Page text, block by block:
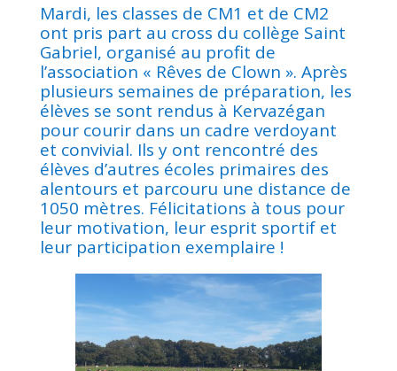
Mardi, les classes de CM1 et de CM2
ont pris part au cross du collège Saint
Gabriel, organisé au profit de
l’association « Rêves de Clown ». Après
plusieurs semaines de préparation, les
élèves se sont rendus à Kervazégan
pour courir dans un cadre verdoyant
et convivial. Ils y ont rencontré des
élèves d’autres écoles primaires des
alentours et parcouru une distance de
1050 mètres. Félicitations à tous pour
leur motivation, leur esprit sportif et
leur participation exemplaire !